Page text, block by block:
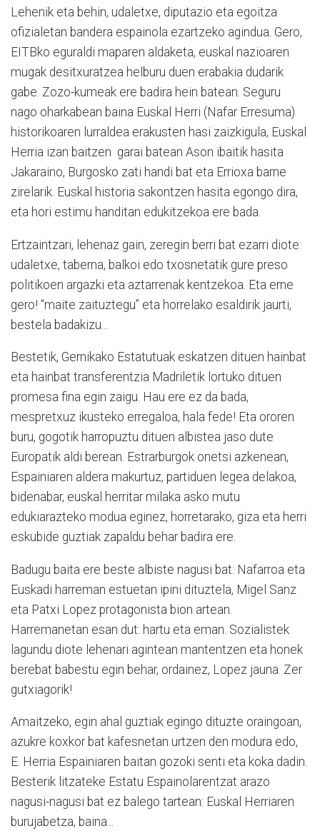
Lehenik eta behin, udaletxe, diputazio eta egoitza
ofizialetan bandera espainola ezartzeko agindua. Gero,
EITBko eguraldi maparen aldaketa, euskal nazioaren
mugak desitxuratzea helburu duen erabakia dudarik
gabe. Zozo-kumeak ere badira hein batean. Seguru
nago oharkabean baina Euskal Herri (Nafar Erresuma)
historikoaren lurraldea erakusten hasi zaizkigula, Euskal
Herria izan baitzen garai batean Ason ibaitik hasita
Jakaraino, Burgosko zati handi bat eta Errioxa barne
zirelarik. Euskal historia sakontzen hasita egongo dira,
eta hori estimu handitan edukitzekoa ere bada.
Ertzaintzari, lehenaz gain, zeregin berri bat ezarri diote:
udaletxe, taberna, balkoi edo txosnetatik gure preso
politikoen argazki eta aztarrenak kentzekoa. Eta erne
gero! “maite zaituztegu” eta horrelako esaldirik jaurti,
bestela badakizu...
Bestetik, Gernikako Estatutuak eskatzen dituen hainbat
eta hainbat transferentzia Madriletik lortuko dituen
promesa fina egin zaigu. Hau ere ez da bada,
mespretxuz ikusteko erregaloa, hala fede! Eta ororen
buru, gogotik harropuztu dituen albistea jaso dute
Europatik aldi berean. Estrarburgok onetsi azkenean,
Espainiaren aldera makurtuz, partiduen legea delakoa,
bidenabar, euskal herritar milaka asko mutu
edukiarazteko modua eginez, horretarako, giza eta herri
eskubide guztiak zapaldu behar badira ere.
Badugu baita ere beste albiste nagusi bat: Nafarroa eta
Euskadi harreman estuetan ipini dituztela, Migel Sanz
eta Patxi Lopez protagonista bion artean.
Harremanetan esan dut: hartu eta eman. Sozialistek
lagundu diote lehenari agintean mantentzen eta honek
berebat babestu egin behar, ordainez, Lopez jauna. Zer
gutxiagorik!
Amaitzeko, egin ahal guztiak egingo dituzte oraingoan,
azukre koxkor bat kafesnetan urtzen den modura edo,
E. Herria Espainiaren baitan gozoki senti eta koka dadin.
Besterik litzateke Estatu Espainolarentzat arazo
nagusi-nagusi bat ez balego tartean: Euskal Herriaren
burujabetza, baina...